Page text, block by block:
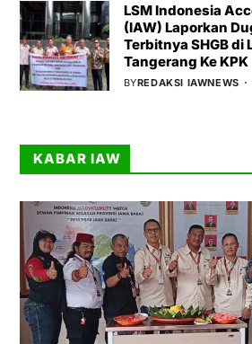
LSM Indonesia
(IAW) Laporkan
Terbitnya SHGB di
Tangerang Ke KPK
BYREDAKSI IAWNEWS
KABAR IAW